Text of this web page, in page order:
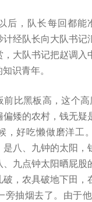
后，队长每回都能
经队长向大队书记
大队书记把赵调入
识青年。
前比黑板高，这个
矮的农村，钱无疑
，好吃懒做磨洋工
是八、九钟的太阳
九点钟太阳晒屁股
，农具破地下田，
旁抽烟去了。由于